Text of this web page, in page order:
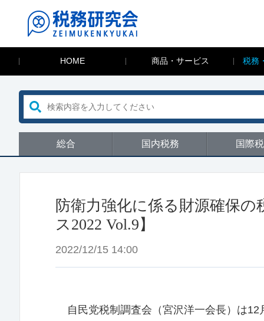
HOME 商品・サービス 税務
総合 国内税務 国際
防衛力強化に係る財源確保
ス2022 Vol.9】
2022/12/15 14:00
自民党税制調査会（宮沢洋一会長）は